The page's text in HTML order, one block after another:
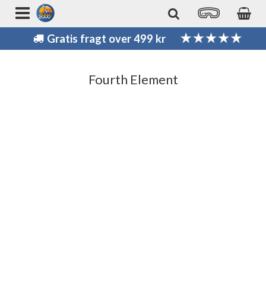
Gratis fragt over 499 kr
Fourth Element